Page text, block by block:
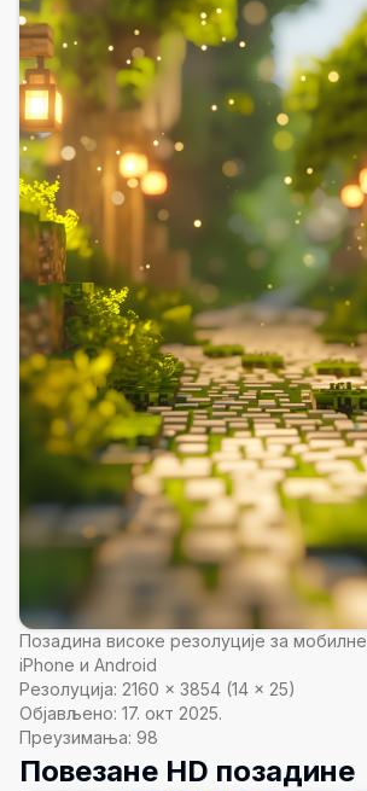
Позадина високе резолуције за
iPhone и Android
Резолуција: 2160 × 3854 (14 × 25)
Објављено: 17. окт 2025.
Преузимања: 98
Повезане HD позадине